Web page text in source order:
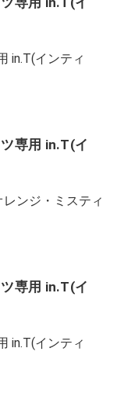
in.T(インティ
専用 in.T(イ
ンジ・ミスティ
専用 in.T(イ
in.T(インティ